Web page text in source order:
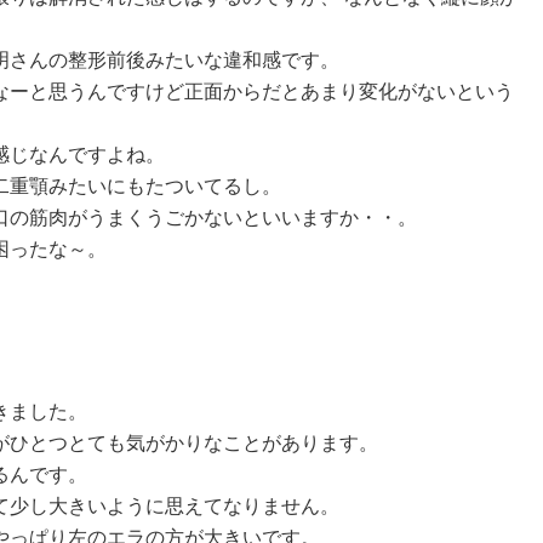
んの整形前後みたいな違和感です。
と思うんですけど正面からだとあまり変化がないという
なんですよね。
顎みたいにもたついてるし。
筋肉がうまくうごかないといいますか・・。
たな～。
した。
とつとても気がかりなことがあります。
です。
し大きいように思えてなりません。
ぱり左のエラの方が大きいです。